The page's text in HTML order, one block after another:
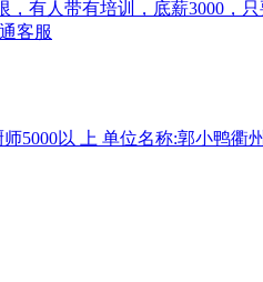
有人带有培训，底薪3000，
客服
5000以 上 单位名称:郭小鸭衢